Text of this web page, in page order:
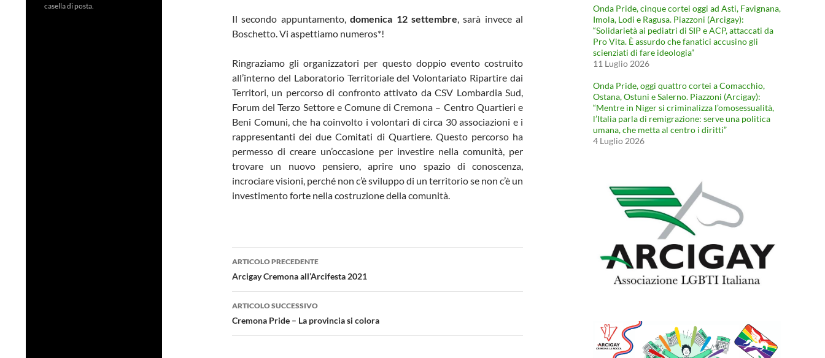
Il secondo appuntamento,domenica 12 settembre, sarà invece al
Boschetto. Vi aspettiamo numeros*!
Ringraziamo gli organizzatori per questo doppio evento costruito
all’interno del Laboratorio Territoriale del Volontariato Ripartire dai
Territori, un percorso di confronto attivato da CSV Lombardia Sud,
Forum del Terzo Settore e Comune di Cremona – Centro Quartieri e
Beni Comuni, che ha coinvolto i volontari di circa 30 associazioni e i
rappresentanti dei due Comitati di Quartiere. Questo percorso ha
permesso di creare un’occasione per investire nella comunità, per
trovare un nuovo pensiero, aprire uno spazio di conoscenza,
incrociare visioni, perché non c’è sviluppo di un territorio se non c’è un
investimento forte nella costruzione della comunità.
Navigazione
articolo
ARTICOLO PRECEDENTE
Arcigay Cremona all’Arcifesta 2021
ARTICOLO SUCCESSIVO
Cremona Pride – La provincia si colora
Onda Pride, cinque cortei oggi ad Asti, Favignana,
Imola, Lodi e Ragusa. Piazzoni (Arcigay):
“Solidarietà ai pediatri di SIP e ACP, attaccati da
Pro Vita. È assurdo che fanatici accusino gli
scienziati di fare ideologia”
11 Luglio 2026
Onda Pride, oggi quattro cortei a Comacchio,
Ostana, Ostuni e Salerno. Piazzoni (Arcigay):
“Mentre in Niger si criminalizza l’omosessualità,
l’Italia parla di remigrazione: serve una politica
umana, che metta al centro i diritti”
4 Luglio 2026
casella di posta.